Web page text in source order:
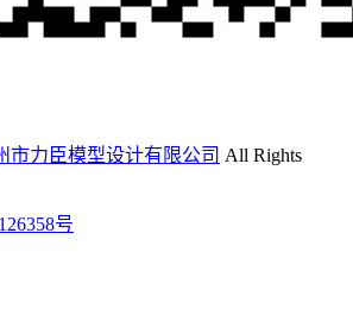
市力臣模型设计有限公司 All Rights
号